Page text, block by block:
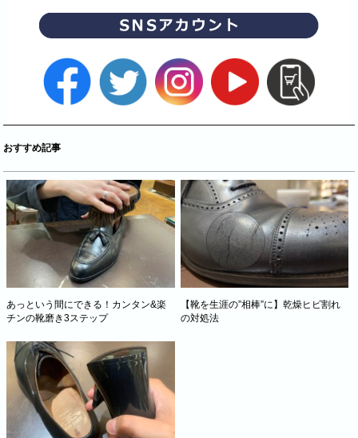
おすすめ記事
あっという間にできる！カンタン&楽
チンの靴磨き3ステップ
【靴を生涯の”相棒”に】乾燥ヒビ割れ
の対処法